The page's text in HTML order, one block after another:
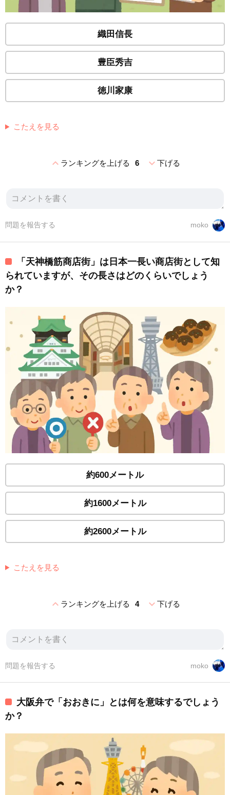
織田信長
豊臣秀吉
徳川家康
こたえを見る
expand_lessランキングを上げる 6 expand_more下げる
moko
問題を報告する
「天神橋筋商店街」は日本一長い商店街として知
られていますが、その長さはどのくらいでしょう
か？
約600メートル
約1600メートル
約2600メートル
こたえを見る
expand_lessランキングを上げる 4 expand_more下げる
moko
問題を報告する
大阪弁で「おおきに」とは何を意味するでしょう
か？